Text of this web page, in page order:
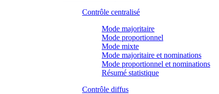
Contrôle centralisé
Mode majoritaire
Mode proportionnel
Mode mixte
Mode majoritaire et nominations
Mode proportionnel et nominations
Résumé statistique
Contrôle diffus